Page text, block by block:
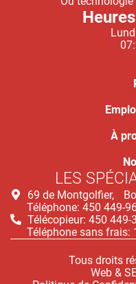
À
LES
69 de Montgolfier,
Téléphone: 450 449-
Télécopieur: 450 449-
Téléphone sans frais:
Tous droits
Web &